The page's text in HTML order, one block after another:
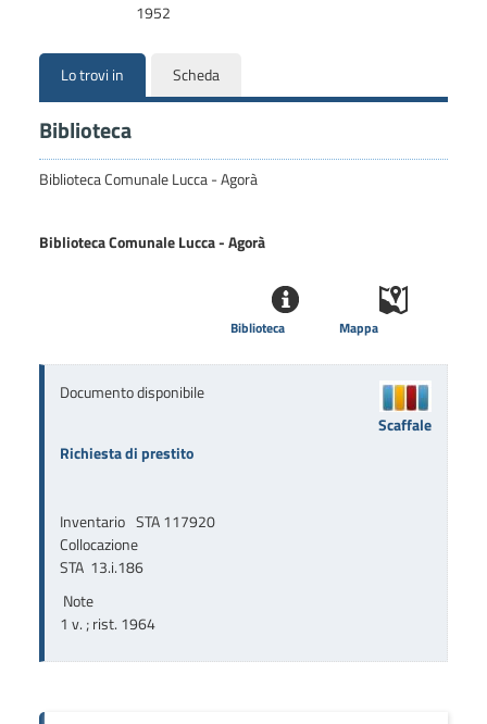
1952
Lo trovi in Scheda
Biblioteca
Biblioteca Comunale Lucca - Agorà
Biblioteca Comunale Lucca - Agorà
Mappa
Biblioteca
Documento disponibile
Richiesta di prestito
Inventario STA 117920
Collocazione
STA  13.i.186
Note
1 v. ; rist. 1964
Scaffale